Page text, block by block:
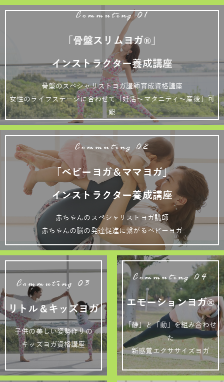
Commuting 01
「骨盤スリムヨガ®」
インストラクター養成講座
骨盤のスペシャリストヨガ講師育成資格講座
女性のライフステージに合わせて「妊活～マタニティ～産後」可
能
Commuting 02
「ベビーヨガ＆ママヨガ」
インストラクター養成講座
赤ちゃんのスペシャリストヨガ講師
赤ちゃんの脳の発達促進に繋がるベビーヨガ
Commuting 03
リトル＆キッズヨガ
子供の美しい姿勢作りの
キッズヨガ資格講座
Commuting 04
エモーションヨガ®
「静」と「動」を組み合わせ
た
新感覚エクササイズヨガ